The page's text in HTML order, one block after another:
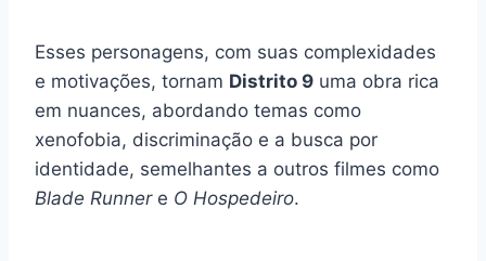
Esses personagens, com suas complexidades
e motivações, tornam Distrito 9 uma obra rica
em nuances, abordando temas como
xenofobia, discriminação e a busca por
identidade, semelhantes a outros filmes como
Blade Runnere O Hospedeiro.